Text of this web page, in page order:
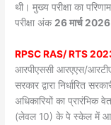
थी। मुख्य परीक्षा का
परीक्षा अंक 26 मार्च 2026
RPSC RAS/ RTS
आरपीएससी आरएएस/
सरकार द्वारा निर्धारित
अधिकारियों का प्रारंभिक
(लेवल 10) के पे स्केल में